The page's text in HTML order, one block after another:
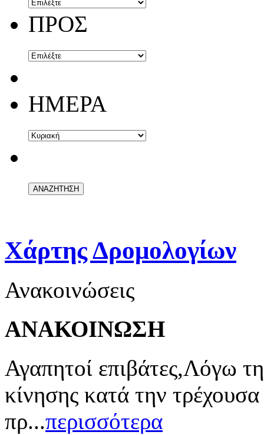
ΠΡΟΣ
ΗΜΕΡΑ
Χάρτης Δρομολογίων
Ανακοινώσεις
ΑΝΑΚΟΙΝΩΣΗ
Αγαπητοί επιβάτες,Λόγω
κίνησης κατά την
πρ...περισσότερα